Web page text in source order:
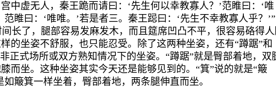
虚无人，秦王跪而请曰：‘先生何以幸教寡人？’范睢曰：‘唯
睢曰：‘唯唯。’若是者三。秦王跽曰：‘先生不幸教寡人乎？’”
间长了，腿部容易发麻发木，而且筵席凹凸不平，很容易硌得
的坐姿不舒服，也只能忍受。除了这两种坐姿，还有“蹲踞”和
正式场所或双方熟知情况下的坐姿。“蹲踞”就是臀部着地，双
而坐。这种坐姿其实今天还是能够见到的。“箕”说的就是“簸
如簸箕一样坐着，臀部着地，两条腿伸直而坐。